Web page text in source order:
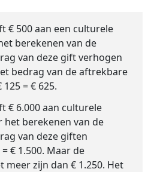
€ 500 aan een culturele
berekenen van de
van deze gift verhogen
bedrag van de aftrekbare
= € 625.
€ 6.000 aan culturele
het berekenen van de
van deze giften
€ 1.500. Maar de
zijn dan € 1.250. Het